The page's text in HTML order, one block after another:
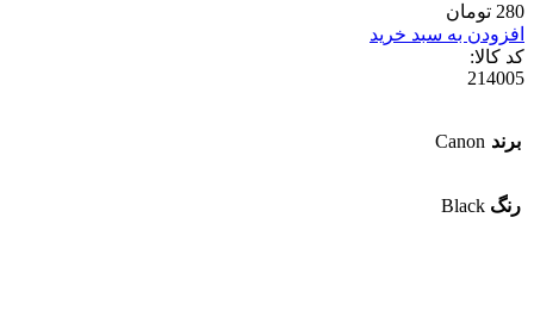
280 تومان
افزودن به سبد خرید
کد کالا:
214005
برند Canon
رنگ Black